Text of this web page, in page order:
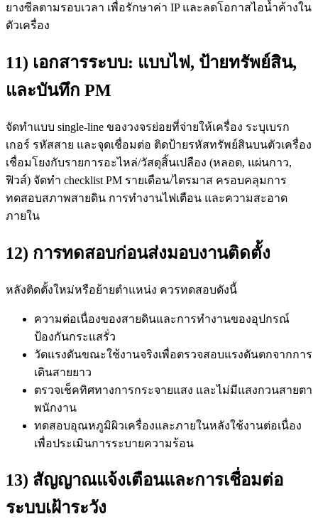
ยางซีลตามรอบเวลา เพื่อรักษาค่า IP และลดโอกาสไอน้ำค้างใน
ตัวเครื่อง
11) เอกสารระบบ: แบบไฟ, ป้ายทรัพย์สิน,
และบันทึก PM
จัดทำแบบ single-line ของวงจรย่อยที่จ่ายให้เครื่อง ระบุเบรก
เกอร์ รหัสสาย และจุดเชื่อมต่อ ติดป้ายรหัสทรัพย์สินบนตัวเครื่อง
เชื่อมโยงกับรายการอะไหล่/วัสดุสิ้นเปลือง (หลอด, แผ่นกาว,
ฟิวส์) จัดทำ checklist PM รายเดือน/ไตรมาส ครอบคลุมการ
ทดสอบสภาพสายดิน การทำงานไฟเตือน และความสะอาด
ภายใน
12) การทดสอบก่อนส่งมอบงานติดตั้ง
หลังติดตั้งใหม่หรือย้ายตำแหน่ง ควรทดสอบดังนี้
ความต่อเนื่องของสายดินและการทำงานของอุปกรณ์
ป้องกันกระแสรั่ว
วัดแรงดันขณะใช้งานจริงเพื่อตรวจสอบแรงดันตกจากการ
เดินสายยาว
ตรวจเช็คทิศทางการกระจายแสง และไม่มีแสงกวนสายตา
พนักงาน
ทดสอบอุณหภูมิผิวเครื่องและภายในหลังใช้งานต่อเนื่อง
เพื่อประเมินการระบายความร้อน
13) สัญญาณแจ้งเตือนและการเชื่อมต่อ
ระบบเฝ้าระวัง